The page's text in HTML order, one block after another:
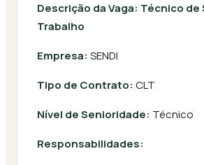
Descrição da Vaga: Técnico de
Trabalho
Empresa: SENDI
Tipo de Contrato: CLT
Nível de Senioridade: Técnico
Responsabilidades: